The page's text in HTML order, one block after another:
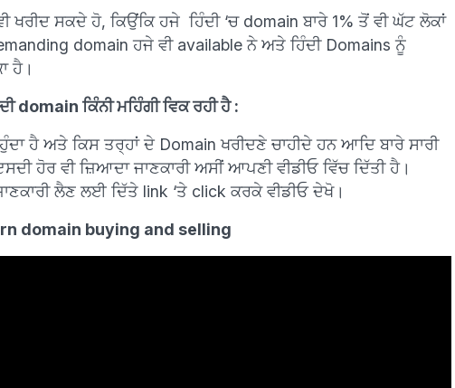
ਖਰੀਦ ਸਕਦੇ ਹੋ, ਕਿਉਂਕਿ ਹਜੇ ਹਿੰਦੀ ‘ਚ domain ਬਾਰੇ 1% ਤੋਂ ਵੀ ਘੱਟ ਲੋਕਾਂ
domain ਹਜੇ ਵੀ available ਨੇ ਅਤੇ ਹਿੰਦੀ Domains ਨੂੰ
ਹੈ।
domain ਕਿੰਨੀ ਮਹਿੰਗੀ ਵਿਕ ਰਹੀ ਹੈ :
ਹੈ ਅਤੇ ਕਿਸ ਤਰ੍ਹਾਂ ਦੇ Domain ਖਰੀਦਣੇ ਚਾਹੀਦੇ ਹਨ ਆਦਿ ਬਾਰੇ ਸਾਰੀ
ਹੋਰ ਵੀ ਜ਼ਿਆਦਾ ਜਾਣਕਾਰੀ ਅਸੀਂ ਆਪਣੀ ਵੀਡੀਓ ਵਿੱਚ ਦਿੱਤੀ ਹੈ।
ਲੈਣ ਲਈ ਦਿੱਤੇ link ‘ਤੇ click ਕਰਕੇ ਵੀਡੀਓ ਦੇਖੋ।
domain buying and selling